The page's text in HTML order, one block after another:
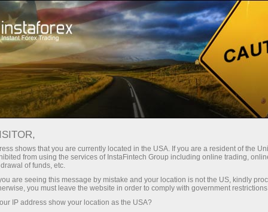
For Traders Forex Analytics
InstaForex TV
Forex calendar
Trader’s calendar on March 28: Any
winners in Trump’s tariff game? (th)
shows that you are currently located in the USA. If you are a resident of the
from using the services of InstaFintech Group including online trading,
of funds, etc.
are seeing this message by mistake and your location is not the US, kindly
you must leave the website in order to comply with government
IP address show your location as the USA?